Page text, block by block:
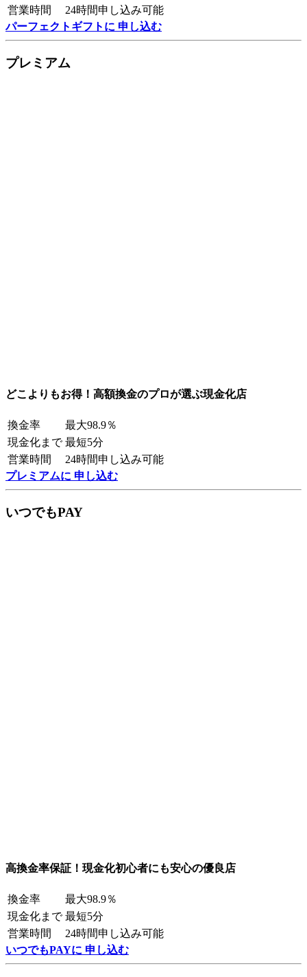
営業時間
24時間申し込み可能
パーフェクトギフトに 申し込む
プレミアム
どこよりもお得！高額換金のプロが選ぶ現金化店
換金率
最大98.9％
現金化まで 最短5分
営業時間
24時間申し込み可能
プレミアムに 申し込む
いつでもPAY
高換金率保証！現金化初心者にも安心の優良店
換金率
最大98.9％
現金化まで 最短5分
営業時間
24時間申し込み可能
いつでもPAYに 申し込む